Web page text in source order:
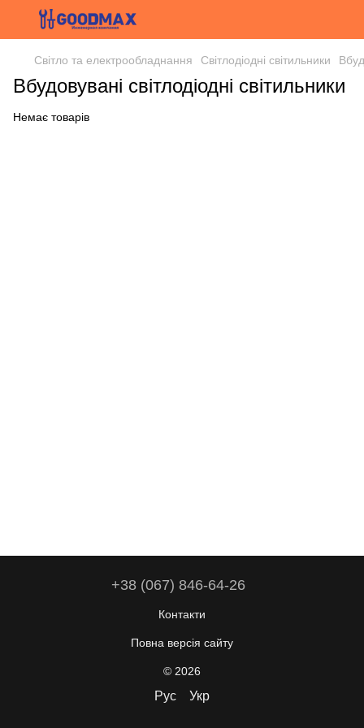
Світло та електрообладнання Світлодіодні світильники
Вбудовувані світлодіодні світильники
Немає товарів
+38 (067) 846-64-26
Контакти
Повна версія сайту
© 2026
Рус Укр